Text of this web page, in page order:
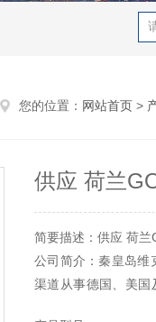
您的位置： 网站首页 >
供应 荷兰
简要描述：供应 荷兰
公司简介：秦皇岛维
渠道从事德国、美国